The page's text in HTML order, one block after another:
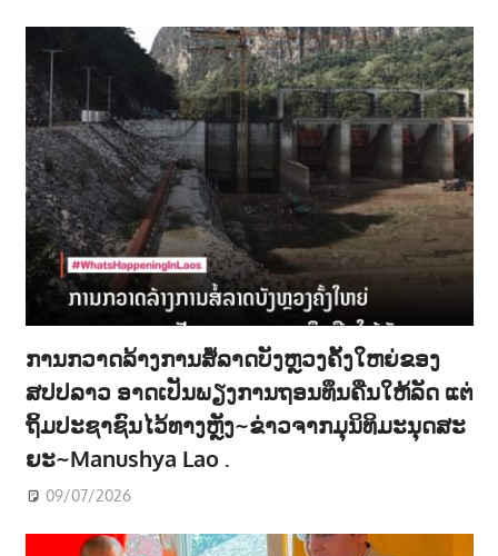
ການກວາດລ້າງການສໍ້ລາດບັງຫຼວງຄັ້ງໃຫຍ່ຂອງ
ສປປລາວ ອາດເປັນພຽງການຖອນທຶນຄືນໃຫ້ລັດ ແຕ່
ຖິ້ມປະຊາຊົນໄວ້ທາງຫຼັງ~ຂ່າວຈາກມຸນິທິມະນຸດສະ
ຍະ~Manushya Lao .
09/07/2026